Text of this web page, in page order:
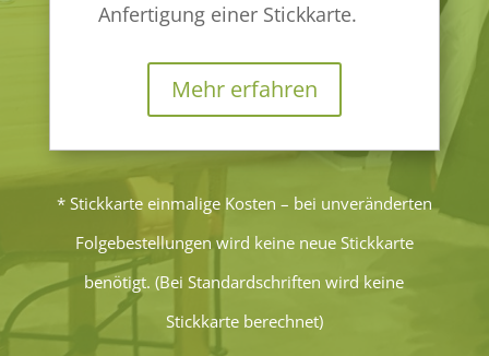
Anfertigung einer Stickkarte.
Mehr erfahren
* Stickkarte einmalige Kosten – bei unveränderten
Folgebestellungen wird keine neue Stickkarte
benötigt. (Bei Standardschriften wird keine
Stickkarte berechnet)